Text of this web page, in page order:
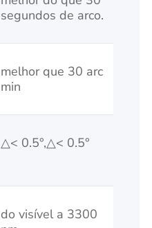
segundos de arco.
melhor que 30 arc
min
△< 0.5°,△< 0.5°
do visível a 3300